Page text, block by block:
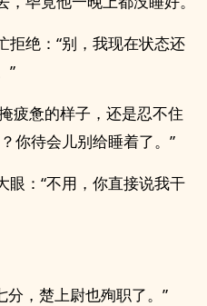
拒绝：“别，我现在状态还
”
疲惫的样子，还是忍不住
你待会儿别给睡着了。”
眼：“不用，你直接说我干
，楚上尉也殉职了。”